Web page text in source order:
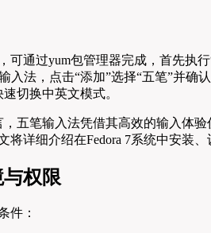
可通过yum包管理器完成，首先执行
入法，点击“添加”选择“五笔”并确
切换中英文模式。
，五笔输入法凭借其高效的输入体
详细介绍在Fedora 7系统中安装
权限
件：